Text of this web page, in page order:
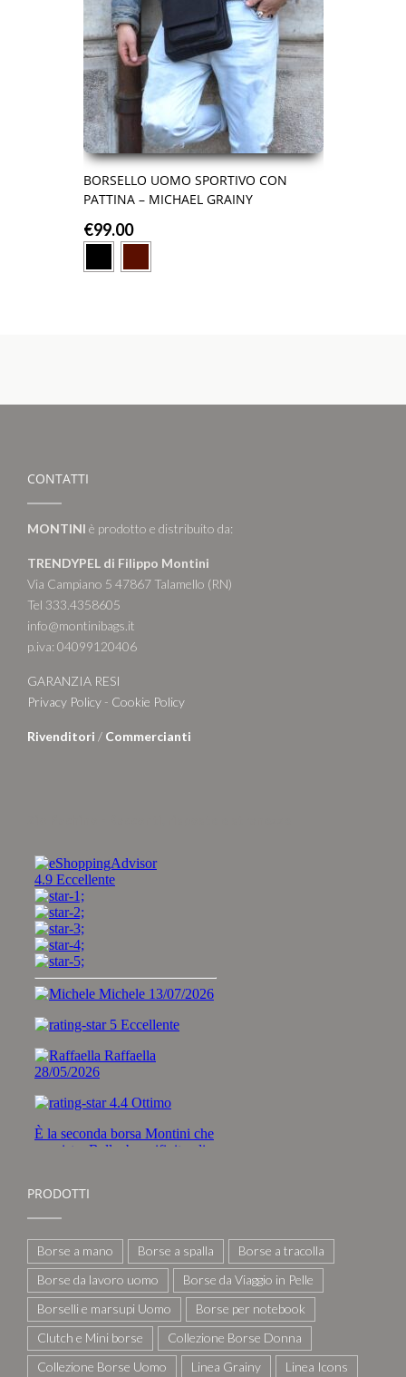
BORSELLO UOMO SPORTIVO CON
PATTINA – MICHAEL GRAINY
€99.00
CONTATTI
MONTINI è prodotto e distribuito da:
TRENDYPEL di Filippo Montini
Via Campiano 5 47867 Talamello (RN)
Tel 333.4358605
info@montinibags.it
p.iva: 04099120406
GARANZIA RESI
Privacy Policy - Cookie Policy
Rivenditori / Commercianti
PRODOTTI
Borse a mano Borse a spalla
Borse a tracolla
Borse da lavoro uomo
Borse da Viaggio in Pelle
Borselli e marsupi Uomo
Borse per notebook
Clutch e Mini borse
Collezione Borse Donna
Collezione Borse Uomo
Linea Grainy
Linea Icons